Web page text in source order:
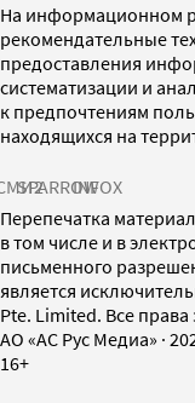
На информационном
рекомендательные
предоставления
систематизации и
к предпочтениям
находящихся на
SPARROWINFOX
Перепечатка
в том числе и в
письменного
является
Pte. Limited. Все
AO «АС Рус Медиа» ·
16+